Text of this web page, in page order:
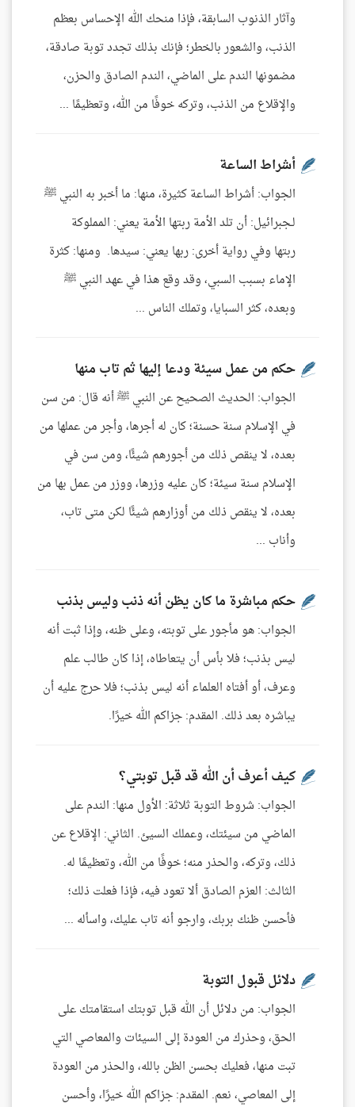
وآثار الذنوب السابقة، فإذا منحك الله الإحساس بعظم
الذنب، والشعور بالخطر؛ فإنك بذلك تجدد توبة صادقة،
مضمونها الندم على الماضي، الندم الصادق والحزن،
والإقلاع من الذنب، وتركه خوفًا من الله، وتعظيمًا ...
أشراط الساعة
الجواب: أشراط الساعة كثيرة، منها: ما أخبر به النبي ﷺ
لـجبرائيل: أن تلد الأمة ربتها الأمة يعني: المملوكة
ربتها وفي رواية أخرى: ربها يعني: سيدها. ومنها: كثرة
الإماء بسبب السبي، وقد وقع هذا في عهد النبي ﷺ
وبعده، كثر السبايا، وتملك الناس ...
حكم من عمل سيئة ودعا إليها ثم تاب منها
الجواب: الحديث الصحيح عن النبي ﷺ أنه قال: من سن
في الإسلام سنة حسنة؛ كان له أجرها، وأجر من عملها من
بعده، لا ينقص ذلك من أجورهم شيئًا، ومن سن في
الإسلام سنة سيئة؛ كان عليه وزرها، ووزر من عمل بها من
بعده، لا ينقص ذلك من أوزارهم شيئًا لكن متى تاب،
وأناب ...
حكم مباشرة ما كان يظن أنه ذنب وليس بذنب
الجواب: هو مأجور على توبته، وعلى ظنه، وإذا ثبت أنه
ليس بذنب؛ فلا بأس أن يتعاطاه، إذا كان طالب علم
وعرف، أو أفتاه العلماء أنه ليس بذنب؛ فلا حرج عليه أن
يباشره بعد ذلك. المقدم: جزاكم الله خيرًا.
كيف أعرف أن الله قد قبل توبتي؟
الجواب: شروط التوبة ثلاثة: الأول منها: الندم على
الماضي من سيئتك، وعملك السيئ. الثاني: الإقلاع عن
ذلك، وتركه، والحذر منه؛ خوفًا من الله، وتعظيمًا له.
الثالث: العزم الصادق ألا تعود فيه، فإذا فعلت ذلك؛
فأحسن ظنك بربك، وارجو أنه تاب عليك، واسأله ...
دلائل قبول التوبة
الجواب: من دلائل أن الله قبل توبتك استقامتك على
الحق، وحذرك من العودة إلى السيئات والمعاصي التي
تبت منها، فعليك بحسن الظن بالله، والحذر من العودة
إلى المعاصي، نعم. المقدم: جزاكم الله خيرًا، وأحسن